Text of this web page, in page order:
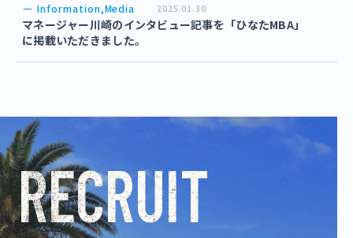
Information,Media 2025.01.30
マネージャー川崎のインタビュー記事を「ひなたMBA」
に掲載いただきました。
RECRUIT